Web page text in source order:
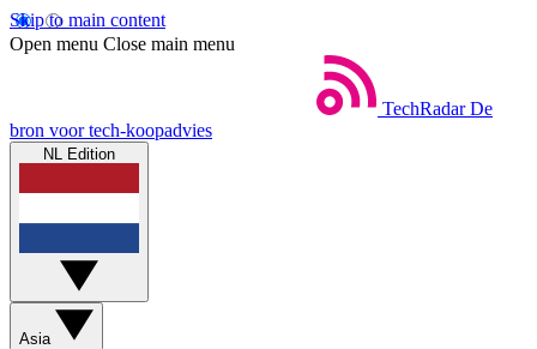
Skip to main content
Open menu Close main menu
TechRadar De
bron voor tech-koopadvies
NL Edition
Asia